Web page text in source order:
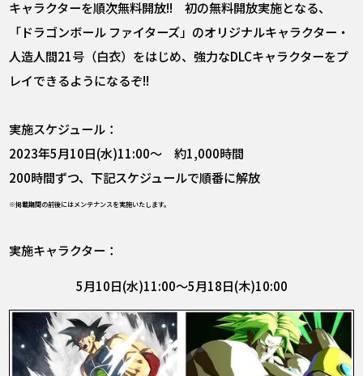
キャラクターを順次無料開放!! 初の無料開放実施となる、
「ドラゴンボール ファイターズ」のオリジナルキャラクター・
人造人間21号（白衣）をはじめ、強力なDLCキャラクターをプ
レイできるようになるぞ!!
実施スケジュール：
2023年5月10日(水)11:00～ 約1,000時間
200時間ずつ、下記スケジュールで順番に解放
※掲載期間の前後にはメンテナンスを実施いたします。
実施キャラクター：
5月10日(水)11:00～5月18日(木)10:00